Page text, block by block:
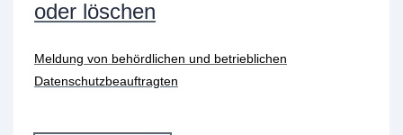
oder löschen
Meldung von behördlichen und betrieblichen
Datenschutzbeauftragten